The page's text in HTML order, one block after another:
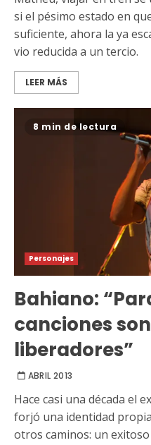
si el pésimo estado en
suficiente, ahora la ya
vio reducida a un tercio.
LEER MÁS
8 min de lectura
Personajes
Bahiano:
canciones
liberadores”
ABRIL 2013
Hace casi una década el
forjó una identidad
otros caminos: un